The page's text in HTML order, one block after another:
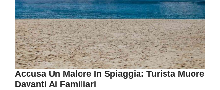
Accusa Un Malore In Spiaggia: Turista Muore
Davanti Ai Familiari